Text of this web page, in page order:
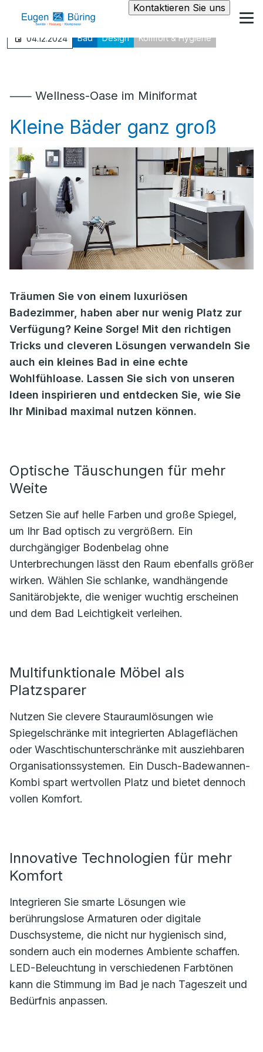
Kontaktieren Sie uns
04.12.2024 Bad Design Komfort & Hygiene
⸺ Wellness-Oase im Miniformat
Kleine Bäder ganz groß
Träumen Sie von einem luxuriösen
Badezimmer, haben aber nur wenig Platz zur
Verfügung? Keine Sorge! Mit den richtigen
Tricks und cleveren Lösungen verwandeln Sie
auch ein kleines Bad in eine echte
Wohlfühloase. Lassen Sie sich von unseren
Ideen inspirieren und entdecken Sie, wie Sie
Ihr Minibad maximal nutzen können.
Optische Täuschungen für mehr
Weite
Setzen Sie auf helle Farben und große Spiegel,
um Ihr Bad optisch zu vergrößern. Ein
durchgängiger Bodenbelag ohne
Unterbrechungen lässt den Raum ebenfalls größer
wirken. Wählen Sie schlanke, wandhängende
Sanitärobjekte, die weniger wuchtig erscheinen
und dem Bad Leichtigkeit verleihen.
Multifunktionale Möbel als
Platzsparer
Nutzen Sie clevere Stauraumlösungen wie
Spiegelschränke mit integrierten Ablageflächen
oder Waschtischunterschränke mit ausziehbaren
Organisationssystemen. Ein Dusch-Badewannen-
Kombi spart wertvollen Platz und bietet dennoch
vollen Komfort.
Innovative Technologien für mehr
Komfort
Integrieren Sie smarte Lösungen wie
berührungslose Armaturen oder digitale
Duschsysteme, die nicht nur hygienisch sind,
sondern auch ein modernes Ambiente schaffen.
LED-Beleuchtung in verschiedenen Farbtönen
kann die Stimmung im Bad je nach Tageszeit und
Bedürfnis anpassen.